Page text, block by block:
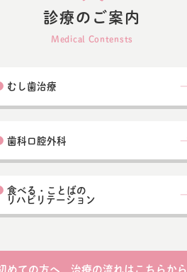
診療のご案内
Medical Contensts
むし歯治療
歯科口腔外科
食べる・ことばの
ハビリテーション
めての方へ 治療の流れはこちらから